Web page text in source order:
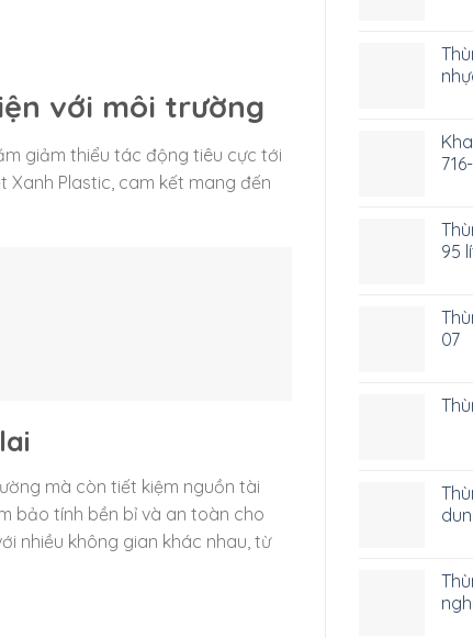
với môi trường
giảm thiểu tác động tiêu cực tới
Xanh Plastic, cam kết mang đến
mà còn tiết kiệm nguồn tài
bảo tính bền bỉ và an toàn cho
nhiều không gian khác nhau, từ
95
07